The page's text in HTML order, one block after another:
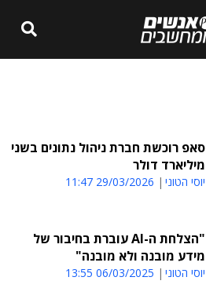
סאפ רוכשת חברת ניהול נתונים בשני
מיליארד דולר
יוסי הטוני 29/03/2026 11:47
"הצלחת ה-AI עוברת בחיבור של
מידע מובנה ולא מובנה"
יוסי הטוני 06/03/2025 13:55